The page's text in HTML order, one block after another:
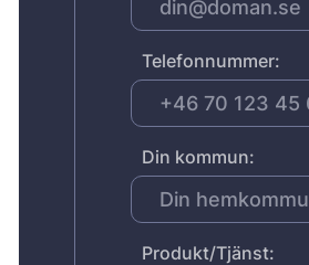
Telefonnummer:
Din kommun:
Produkt/Tjänst: